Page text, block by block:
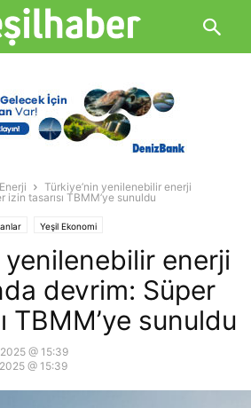
Türkiye’nin yenilenebilir enerji
izin tasarısı TBMM’ye sunuldu
Yeşil Ekonomi
yenilenebilir enerji
devrim: Süper
TBMM’ye sunuldu
@ 15:39
@ 15:39